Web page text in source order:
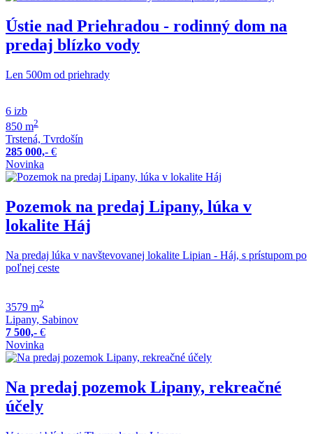
Ústie nad Priehradou - rodinný dom na
predaj blízko vody
Len 500m od priehrady
6 izb
850 m2
Trstená, Tvrdošín
285 000,- €
Novinka
Pozemok na predaj Lipany, lúka v
lokalite Háj
Na predaj lúka v navštevovanej lokalite Lipian - Háj, s prístupom po
poľnej ceste
3579 m2
Lipany, Sabinov
7 500,- €
Novinka
Na predaj pozemok Lipany, rekreačné
účely